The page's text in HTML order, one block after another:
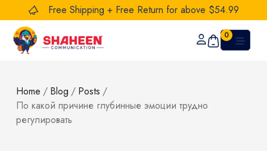
Free Shipping + Free Return for above $54.99
0
Home / Blog / Posts /
По какой причине глубинные эмоции трудно
регулировать